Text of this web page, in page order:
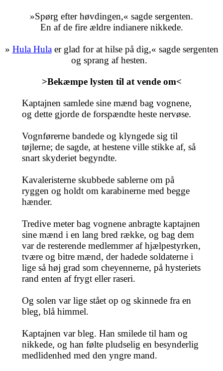
»Spørg efter høvdingen,« sagde sergenten.
En af de fire ældre indianere nikkede.
» Hula Hulaer glad for at hilse på dig,« sagde sergenten
og sprang af hesten.
>Bekæmpe lysten til at vende om<
Kaptajnen samlede sine mænd bag vognene,
og dette gjorde de forspændte heste nervøse.
Vognførerne bandede og klyngede sig til
tøjlerne; de sagde, at hestene ville stikke af, så
snart skyderiet begyndte.
Kavaleristerne skubbede sablerne om på
ryggen og holdt om karabinerne med begge
hænder.
Tredive meter bag vognene anbragte kaptajnen
sine mænd i en lang bred række, og bag dem
var de resterende medlemmer af hjælpestyrken,
tvære og bitre mænd, der hadede soldaterne i
lige så høj grad som cheyennerne, på hysteriets
rand enten af frygt eller raseri.
Og solen var lige stået op og skinnede fra en
bleg, blå himmel.
Kaptajnen var bleg. Han smilede til ham og
nikkede, og han følte pludselig en besynderlig
medlidenhed med den yngre mand.